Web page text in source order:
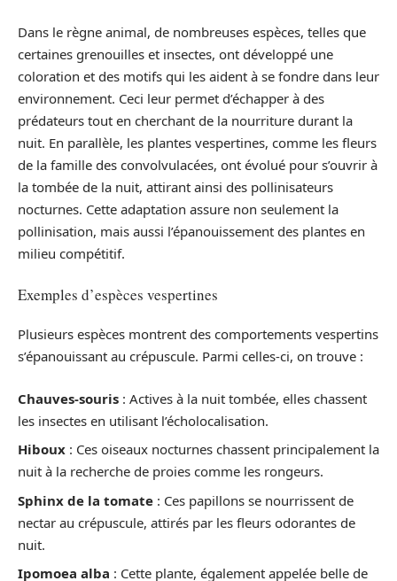
Dans le règne animal, de nombreuses espèces, telles que
certaines grenouilles et insectes, ont développé une
coloration et des motifs qui les aident à se fondre dans leur
environnement. Ceci leur permet d’échapper à des
prédateurs tout en cherchant de la nourriture durant la
nuit. En parallèle, les plantes vespertines, comme les fleurs
de la famille des convolvulacées, ont évolué pour s’ouvrir à
la tombée de la nuit, attirant ainsi des pollinisateurs
nocturnes. Cette adaptation assure non seulement la
pollinisation, mais aussi l’épanouissement des plantes en
milieu compétitif.
Exemples d’espèces vespertines
Plusieurs espèces montrent des comportements vespertins
s’épanouissant au crépuscule. Parmi celles-ci, on trouve :
Chauves-souris : Actives à la nuit tombée, elles chassent
les insectes en utilisant l’écholocalisation.
Hiboux : Ces oiseaux nocturnes chassent principalement la
nuit à la recherche de proies comme les rongeurs.
Sphinx de la tomate : Ces papillons se nourrissent de
nectar au crépuscule, attirés par les fleurs odorantes de
nuit.
Ipomoea alba : Cette plante, également appelée belle de